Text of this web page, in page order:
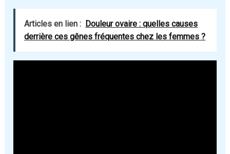
Articles en lien : Douleur ovaire : quelles causes
derrière ces gênes fréquentes chez les femmes ?